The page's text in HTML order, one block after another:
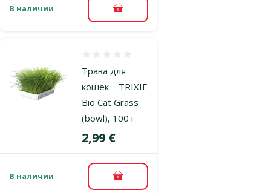
В наличии В корзину
Трава для
кошек – TRIXIE
Bio Cat Grass
(bowl), 100 г
Цена
2,99 €
В наличии В корзину